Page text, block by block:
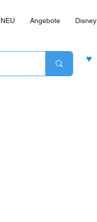
NEU Angebote Disney
♥